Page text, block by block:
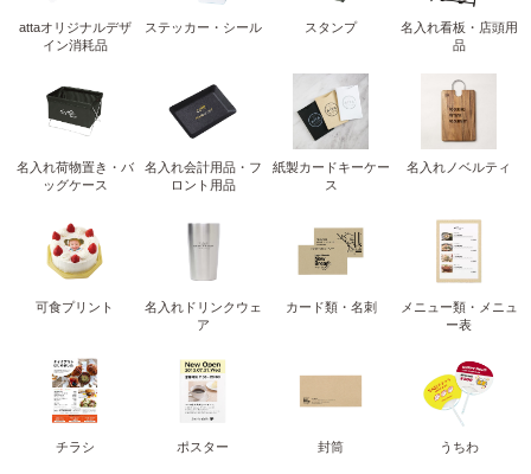
attaオリジナルデザ
イン消耗品
ステッカー・シール スタンプ
名入れ看板・店頭用
品
名入れ荷物置き・バ
ッグケース
名入れ会計用品・フ
ロント用品
紙製カードキーケー
ス
名入れノベルティ
可食プリント
名入れドリンクウェ
ア
カード類・名刺
メニュー類・メニュ
ー表
チラシ ポスター 封筒 うちわ